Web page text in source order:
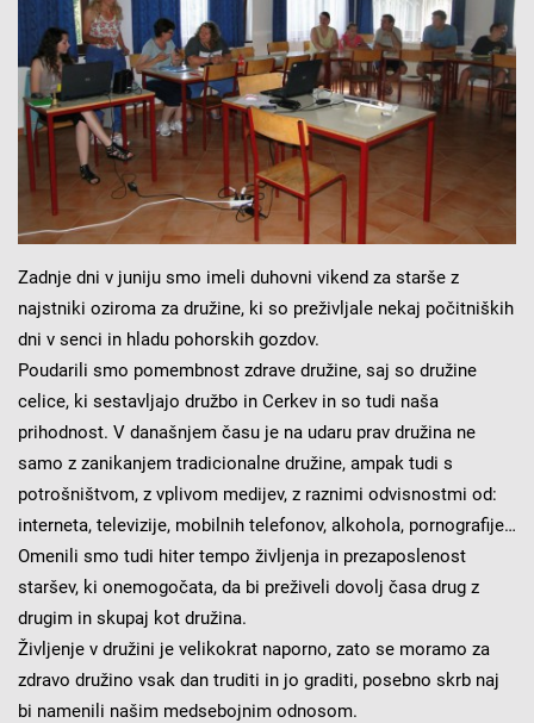
Zadnje dni v juniju smo imeli duhovni vikend za starše z
najstniki oziroma za družine, ki so preživljale nekaj počitniških
dni v senci in hladu pohorskih gozdov.
Poudarili smo pomembnost zdrave družine, saj so družine
celice, ki sestavljajo družbo in Cerkev in so tudi naša
prihodnost. V današnjem času je na udaru prav družina ne
samo z zanikanjem tradicionalne družine, ampak tudi s
potrošništvom, z vplivom medijev, z raznimi odvisnostmi od:
interneta, televizije, mobilnih telefonov, alkohola, pornografije…
Omenili smo tudi hiter tempo življenja in prezaposlenost
staršev, ki onemogočata, da bi preživeli dovolj časa drug z
drugim in skupaj kot družina.
Življenje v družini je velikokrat naporno, zato se moramo za
zdravo družino vsak dan truditi in jo graditi, posebno skrb naj
bi namenili našim medsebojnim odnosom.